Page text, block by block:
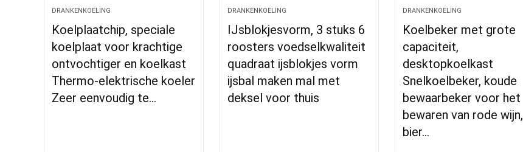
DRANKENKOELING
Koelplaatchip, speciale
koelplaat voor krachtige
ontvochtiger en koelkast
Thermo-elektrische koeler
Zeer eenvoudig te…
DRANKENKOELING
IJsblokjesvorm, 3 stuks 6
roosters voedselkwaliteit
quadraat ijsblokjes vorm
ijsbal maken mal met
deksel voor thuis
DRANKENKOELING
Koelbeker met grote
capaciteit,
desktopkoelkast
Snelkoelbeker, koude
bewaarbeker voor het
bewaren van rode wijn,
bier…